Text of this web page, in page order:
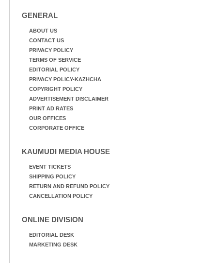
GENERAL
ABOUT US
CONTACT US
PRIVACY POLICY
TERMS OF SERVICE
EDITORIAL POLICY
PRIVACY POLICY-KAZHCHA
COPYRIGHT POLICY
ADVERTISEMENT DISCLAIMER
PRINT AD RATES
OUR OFFICES
CORPORATE OFFICE
KAUMUDI MEDIA HOUSE
EVENT TICKETS
SHIPPING POLICY
RETURN AND REFUND POLICY
CANCELLATION POLICY
ONLINE DIVISION
EDITORIAL DESK
MARKETING DESK